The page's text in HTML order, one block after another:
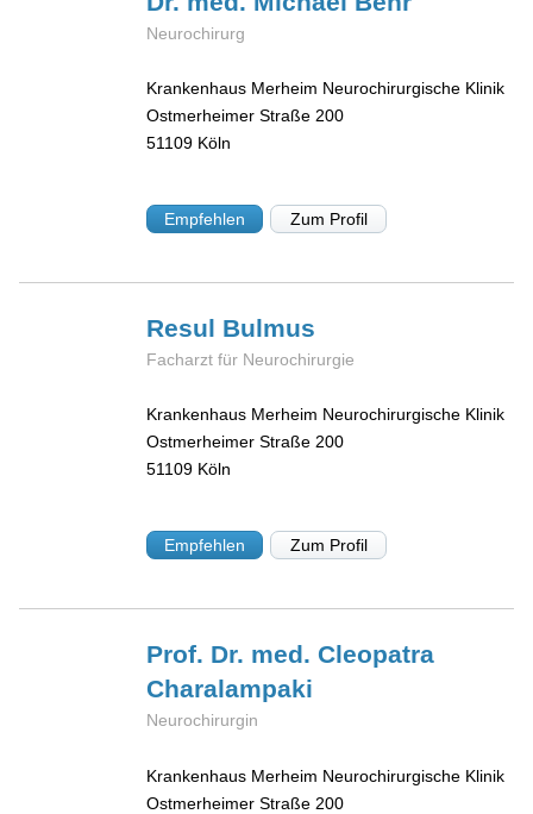
Neurochirurg
Krankenhaus Merheim Neurochirurgische Klinik
Ostmerheimer Straße 200
51109 Köln
Empfehlen Zum Profil
Resul Bulmus
Facharzt für Neurochirurgie
Krankenhaus Merheim Neurochirurgische Klinik
Ostmerheimer Straße 200
51109 Köln
Empfehlen Zum Profil
Prof. Dr. med. Cleopatra
Charalampaki
Neurochirurgin
Krankenhaus Merheim Neurochirurgische Klinik
Ostmerheimer Straße 200